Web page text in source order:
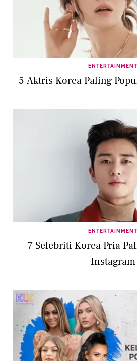
ENTERTAINMENT
5 Aktris Korea Paling
ENTERTAINMENT
7 Selebriti Korea Pria
Instagram